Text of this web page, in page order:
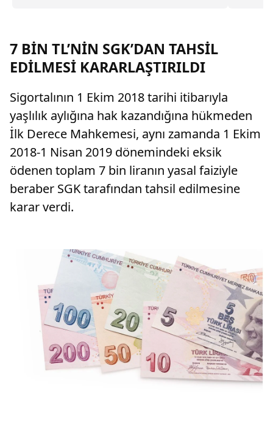
7 BİN TL’NİN SGK’DAN TAHSİL
EDİLMESİ KARARLAŞTIRILDI
Sigortalının 1 Ekim 2018 tarihi itibarıyla
yaşlılık aylığına hak kazandığına hükmeden
İlk Derece Mahkemesi, aynı zamanda 1 Ekim
2018-1 Nisan 2019 dönemindeki eksik
ödenen toplam 7 bin liranın yasal faiziyle
beraber SGK tarafından tahsil edilmesine
karar verdi.